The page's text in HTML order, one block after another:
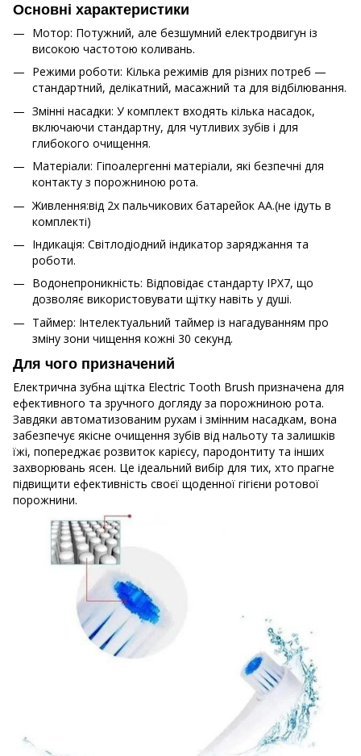
Основні характеристики
Мотор: Потужний, але безшумний електродвигун із
високою частотою коливань.
Режими роботи: Кілька режимів для різних потреб —
стандартний, делікатний, масажний та для відбілювання.
Змінні насадки: У комплект входять кілька насадок,
включаючи стандартну, для чутливих зубів і для
глибокого очищення.
Матеріали: Гіпоалергенні матеріали, які безпечні для
контакту з порожниною рота.
Живлення:від 2х пальчикових батарейок АА.(не ідуть в
комплекті)
Індикація: Світлодіодний індикатор заряджання та
роботи.
Водонепроникність: Відповідає стандарту IPX7, що
дозволяє використовувати щітку навіть у душі.
Таймер: Інтелектуальний таймер із нагадуванням про
зміну зони чищення кожні 30 секунд.
Для чого призначений
Електрична зубна щітка Electric Tooth Brush призначена для
ефективного та зручного догляду за порожниною рота.
Завдяки автоматизованим рухам і змінним насадкам, вона
забезпечує якісне очищення зубів від нальоту та залишків
їжі, попереджає розвиток карієсу, пародонтиту та інших
захворювань ясен. Це ідеальний вибір для тих, хто прагне
підвищити ефективність своєї щоденної гігієни ротової
порожнини.